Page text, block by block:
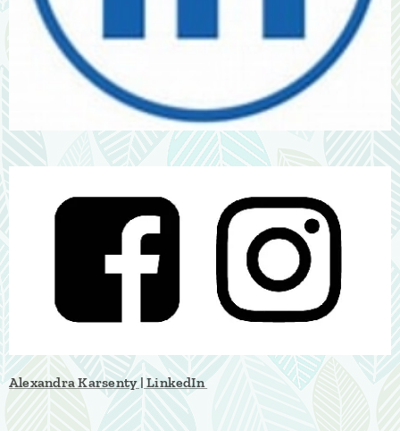
Alexandra Karsenty | LinkedIn